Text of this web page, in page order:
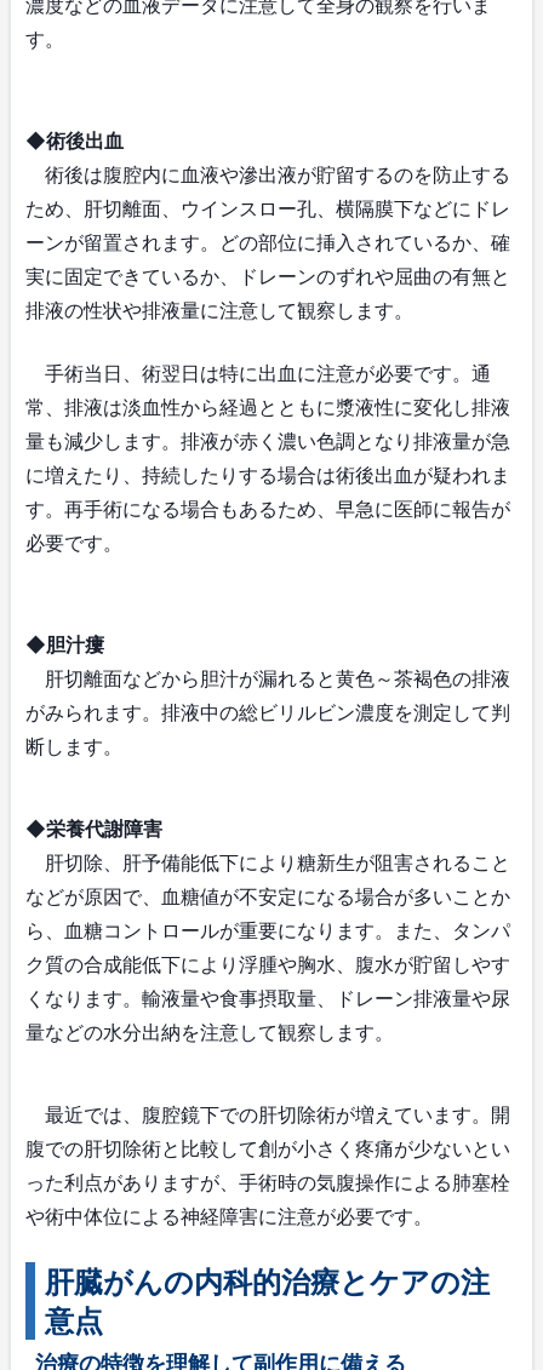
す。
◆術後出血
術後は腹腔内に血液や滲出液が貯留するのを防止する
ため、肝切離面、ウインスロー孔、横隔膜下などにドレ
ーンが留置されます。どの部位に挿入されているか、確
実に固定できているか、ドレーンのずれや屈曲の有無と
排液の性状や排液量に注意して観察します。
手術当日、術翌日は特に出血に注意が必要です。通
常、排液は淡血性から経過とともに漿液性に変化し排液
量も減少します。排液が赤く濃い色調となり排液量が急
に増えたり、持続したりする場合は術後出血が疑われま
す。再手術になる場合もあるため、早急に医師に報告が
必要です。
◆胆汁瘻
肝切離面などから胆汁が漏れると黄色～茶褐色の排液
がみられます。排液中の総ビリルビン濃度を測定して判
断します。
◆栄養代謝障害
肝切除、肝予備能低下により糖新生が阻害されること
などが原因で、血糖値が不安定になる場合が多いことか
ら、血糖コントロールが重要になります。また、タンパ
ク質の合成能低下により浮腫や胸水、腹水が貯留しやす
くなります。輸液量や食事摂取量、ドレーン排液量や尿
量などの水分出納を注意して観察します。
最近では、腹腔鏡下での肝切除術が増えています。開
腹での肝切除術と比較して創が小さく疼痛が少ないとい
った利点がありますが、手術時の気腹操作による肺塞栓
や術中体位による神経障害に注意が必要です。
肝臓がんの内科的治療とケアの注
意点
治療の特徴を理解して副作用に備える